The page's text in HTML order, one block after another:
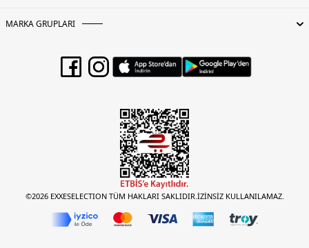
MARKA GRUPLARI
©2026 EXXESELECTION TÜM HAKLARI SAKLIDIR.İZİNSİZ KULLANILAMAZ.